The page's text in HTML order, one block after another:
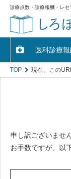
診療点数・診療報酬・レ
医科診療報
TOP 現在、この
申し訳ございませ
お手数ですが、以